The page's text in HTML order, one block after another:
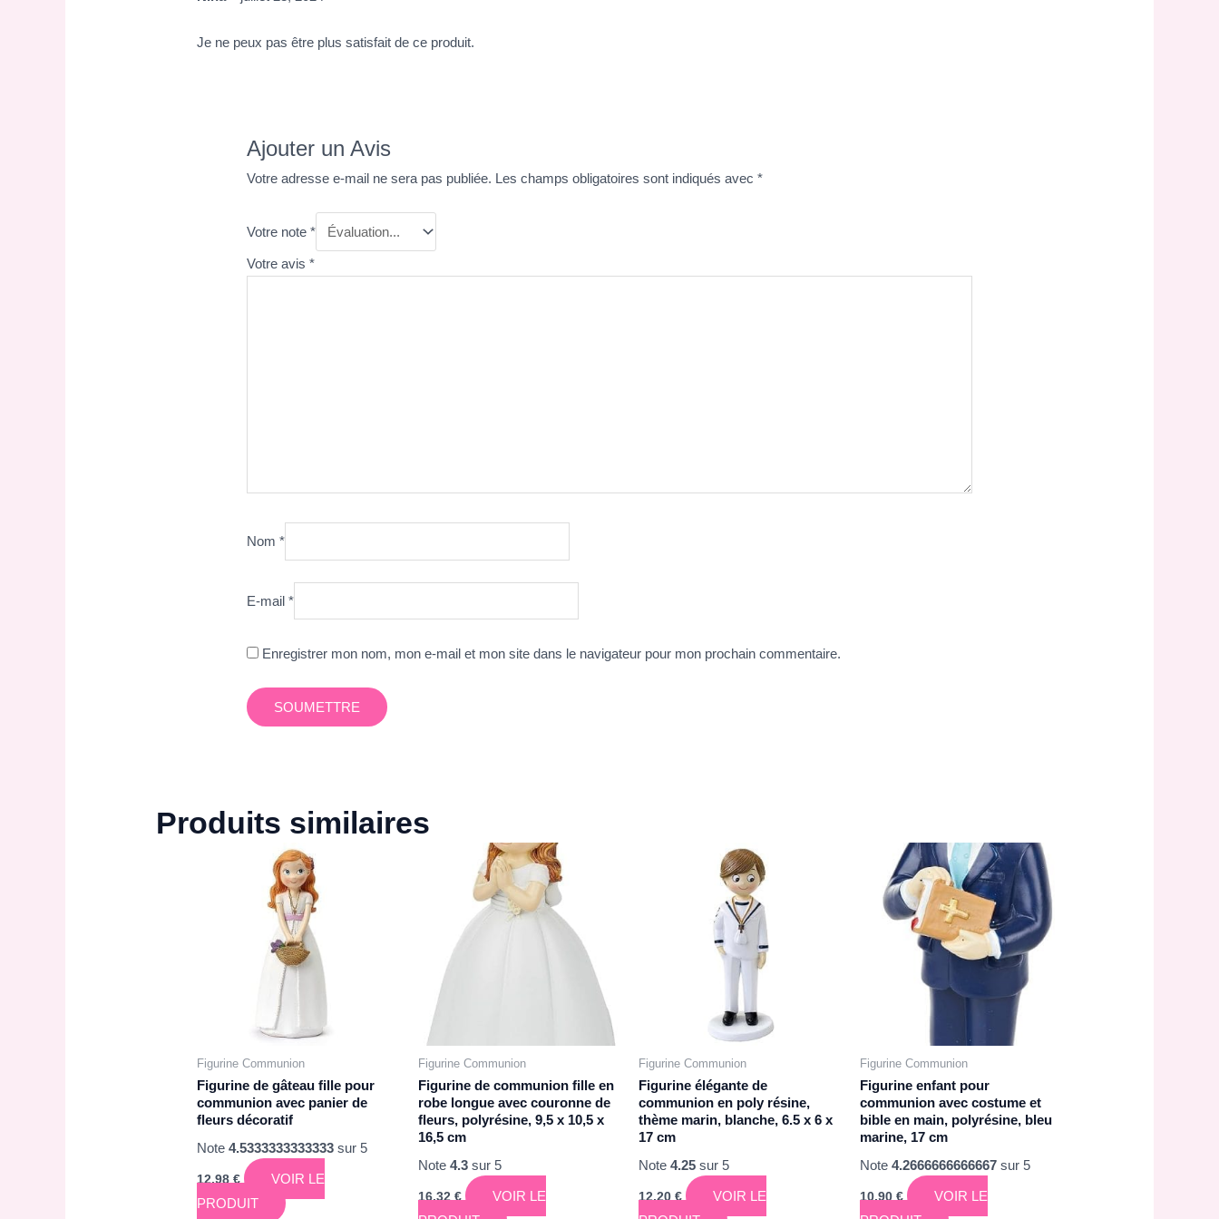
Je ne peux pas être plus satisfait de ce produit.
Ajouter un Avis
Votre adresse e-mail ne sera pas publiée. Les champs obligatoires sont indiqués avec*
Votre note*
Votre avis*
Nom*
E-mail*
Enregistrer mon nom, mon e-mail et mon site dans le navigateur pour mon prochain commentaire.
Produits similaires
Figurine Communion
Figurine de gâteau fille pour
communion avec panier de
fleurs décoratif
Note4.5333333333333 sur 5
12,98€
VOIR LE
PRODUIT
Figurine Communion
Figurine de communion fille en
robe longue avec couronne de
fleurs, polyrésine, 9,5 x 10,5 x
16,5 cm
Note 4.3sur 5
16,32€
VOIR LE
Figurine Communion
Figurine élégante de
communion en poly résine,
thème marin, blanche, 6.5 x 6 x
17 cm
Note4.25 sur 5
12,20€
VOIR LE
Figurine Communion
Figurine enfant pour
communion avec costume et
bible en main, polyrésine, bleu
marine, 17 cm
Note4.2666666666667 sur 5
10,90€
VOIR LE